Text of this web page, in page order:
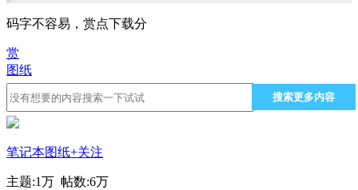
码字不容易，赏点下载分
赏
图纸
搜索更多内容
笔记本图纸+关注
主题:1万 帖数:6万